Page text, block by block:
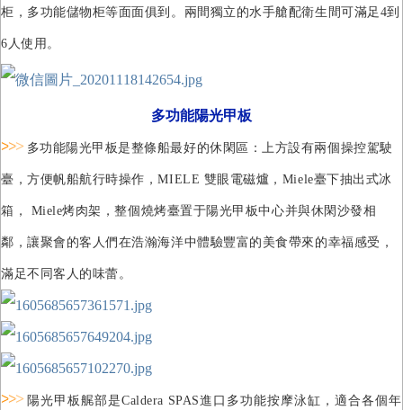
柜，多功能儲物柜等面面俱到。兩間獨立的水手艙配衛生間可滿足 4到
6 人使用。
多功能陽光甲板
>>> 多功能陽光甲板是整條船最好的休閑區：上方設有兩個操控駕駛
臺，方便帆船航行時操作，MIELE 雙眼電磁爐，Miele臺下抽出式冰
箱， Miele烤肉架，整個燒烤臺置于陽光甲板中心并與休閑沙發相
鄰，讓聚會的客人們在浩瀚海洋中體驗豐富的美食帶來的幸福感受，
滿足不同客人的味蕾。
>>> 陽光甲板艉部是Caldera SPAS進口多功能按摩泳缸，適合各個年